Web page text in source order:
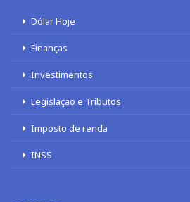
Dólar Hoje
Finanças
Investimentos
Legislação e Tributos
Imposto de renda
INSS